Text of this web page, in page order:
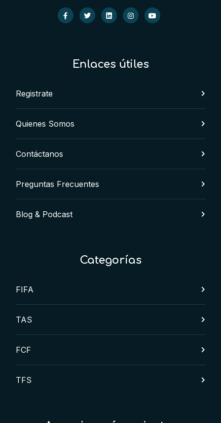
Enlaces útiles
Registrate
Quienes Somos
Contáctanos
Preguntas Frecuentes
Blog & Podcast
Categorías
FIFA
TAS
FCF
TFS